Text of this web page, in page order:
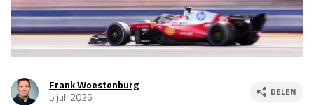
Race
za 13:00 - 15:00
Frank Woestenburg
5 juli 2026
DELEN